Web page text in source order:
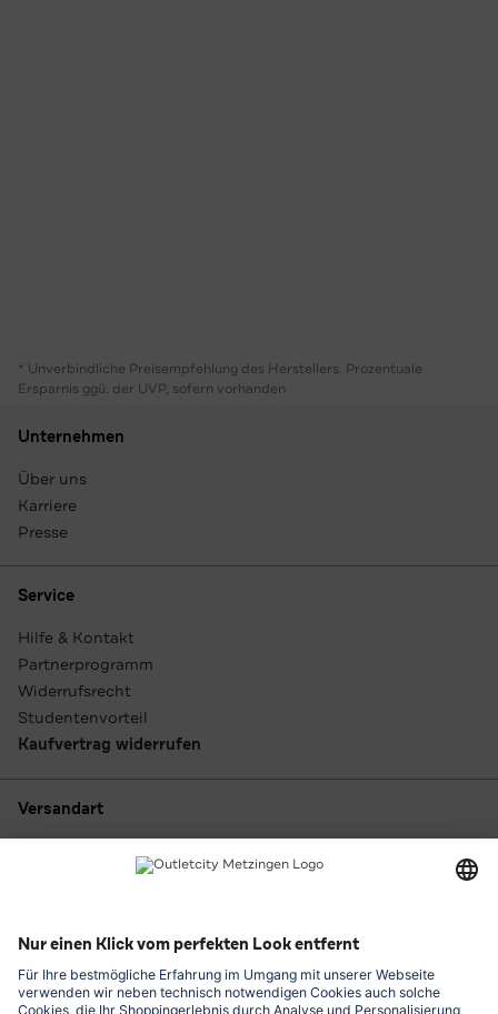
* Unverbindliche Preisempfehlung des Herstellers. Prozentuale
Ersparnis ggü. der UVP, sofern vorhanden
Unternehmen
Über uns
Karriere
Presse
Service
Hilfe & Kontakt
Partnerprogramm
Widerrufsrecht
Studentenvorteil
Kaufvertrag widerrufen
Versandart